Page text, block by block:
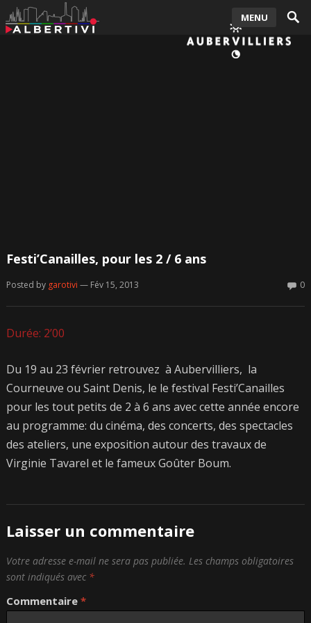
MENU
Festi’Canailles, pour les 2 / 6 ans
Posted by garotivi — Fév 15, 2013 0
Durée: 2’00
Du 19 au 23 février retrouvez à Aubervilliers, la
Courneuve ou Saint Denis, le le festival Festi’Canailles
pour les tout petits de 2 à 6 ans avec cette année encore
au programme: du cinéma, des concerts, des spectacles
des ateliers, une exposition autour des travaux de
Virginie Tavarel et le fameux Goûter Boum.
Laisser un commentaire
Votre adresse e-mail ne sera pas publiée. Les champs obligatoires
sont indiqués avec *
Commentaire *